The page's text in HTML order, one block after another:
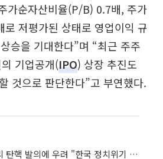
가순자산비율(P/B) 0.7배, 주가
저평가된 상태로 영업이익 규
승을 기대한다”며 “최근 주주
기업공개(IPO) 상장 추진도
것으로 판단한다”고 부연했다.
주요 외신 한덕수 총리 탄핵 발의에 우려 "한국 정치위기 심각"